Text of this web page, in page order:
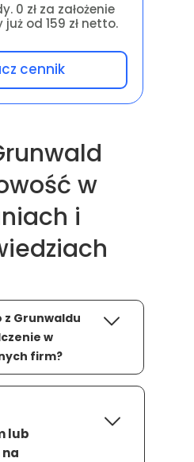
cennik
0 zł za założenie
od 159 zł netto.
lub
z Grunwaldu
w
firm?
w
i